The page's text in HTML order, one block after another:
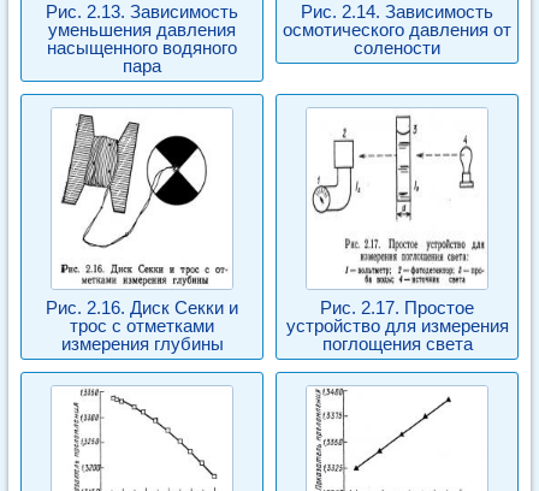
Рис. 2.13. Зависимость
уменьшения давления
насыщенного водяного
пара
Рис. 2.14. Зависимость
осмотического давления от
солености
Рис. 2.16. Диск Секки и
трос с отметками
измерения глубины
Рис. 2.17. Простое
устройство для измерения
поглощения света